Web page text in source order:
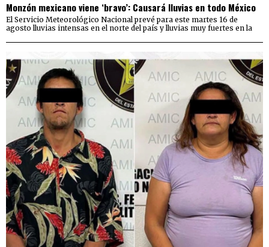
Monzón mexicano viene ‘bravo’: Causará lluvias en todo México
El Servicio Meteorológico Nacional prevé para este martes 16 de
agosto lluvias intensas en el norte del país y lluvias muy fuertes en la